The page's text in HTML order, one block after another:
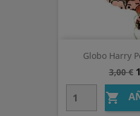
Globo Harry
Precio
base
3,00 €
